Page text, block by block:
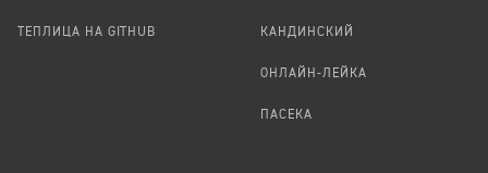
ТЕПЛИЦА НА GITHUB КАНДИНСКИЙ
ОНЛАЙН-ЛЕЙКА
ПАСЕКА